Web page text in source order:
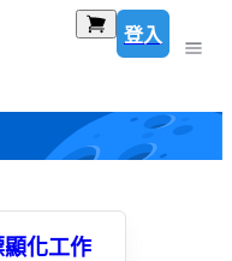
登入
顯化工作